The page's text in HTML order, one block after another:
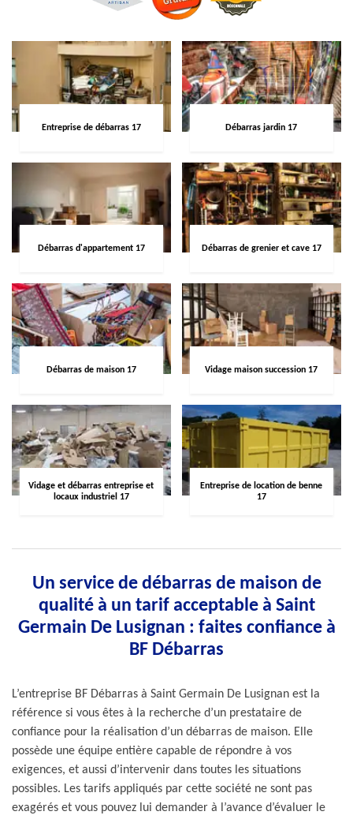
Entreprise de débarras 17 Débarras jardin 17
Débarras d'appartement 17 Débarras de grenier et cave 17
Débarras de maison 17 Vidage maison succession 17
Vidage et débarras entreprise et
locaux industriel 17
Entreprise de location de benne
17
Un service de débarras de maison de
qualité à un tarif acceptable à Saint
Germain De Lusignan : faites confiance à
BF Débarras
L’entreprise BF Débarras à Saint Germain De Lusignan est la
référence si vous êtes à la recherche d’un prestataire de
confiance pour la réalisation d’un débarras de maison. Elle
possède une équipe entière capable de répondre à vos
exigences, et aussi d’intervenir dans toutes les situations
possibles. Les tarifs appliqués par cette société ne sont pas
exagérés et vous pouvez lui demander à l’avance d’évaluer le